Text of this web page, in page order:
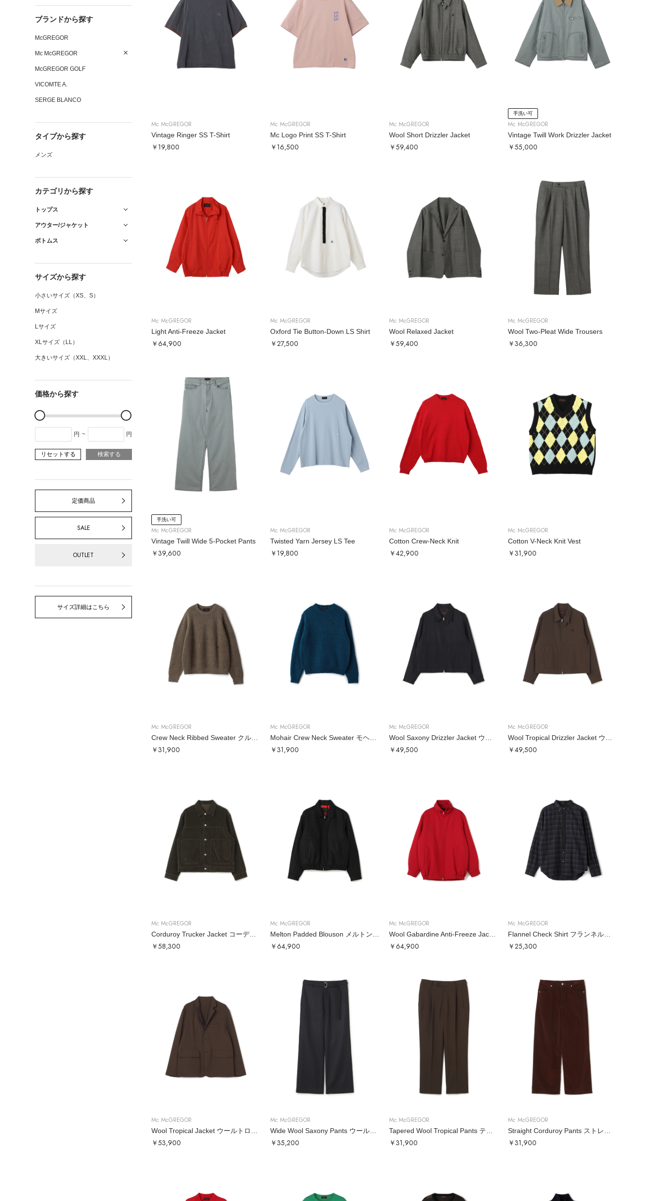
ブランドから探す
McGREGOR
Mc McGREGOR
McGREGOR GOLF
VICOMTE A.
SERGE BLANCO
タイプから探す
メンズ
カテゴリから探す
トップス
アウター/ジャケット
ボトムス
サイズから探す
小さいサイズ（XS、S）
Mサイズ
Lサイズ
XLサイズ（LL）
大きいサイズ（XXL、XXXL）
価格から探す
円 ~ 円
リセットする 検索する
定価商品
SALE
OUTLET
サイズ詳細はこちら
Mc McGREGOR
Vintage Ringer SS T-Shirt
￥19,800
Mc McGREGOR
Mc Logo Print SS T-Shirt
￥16,500
Mc McGREGOR
Wool Short Drizzler Jacket
￥59,400
手洗い可
Mc McGREGOR
Vintage Twill Work Drizzler Jacket
￥55,000
Mc McGREGOR
Light Anti-Freeze Jacket
￥64,900
Mc McGREGOR
Oxford Tie Button-Down LS Shirt
￥27,500
Mc McGREGOR
Wool Relaxed Jacket
￥59,400
Mc McGREGOR
Wool Two-Pleat Wide Trousers
￥36,300
手洗い可
Mc McGREGOR
Vintage Twill Wide 5-Pocket Pants
￥39,600
Mc McGREGOR
Twisted Yarn Jersey LS Tee
￥19,800
Mc McGREGOR
Cotton Crew-Neck Knit
￥42,900
Mc McGREGOR
Cotton V-Neck Knit Vest
￥31,900
Mc McGREGOR
￥31,900
Mc McGREGOR
￥31,900
Mc McGREGOR
￥49,500
Mc McGREGOR
￥49,500
Mc McGREGOR
Corduroy Trucker Jacket コーデュロイトラッカージャケット
￥58,300
Mc McGREGOR
￥64,900
Mc McGREGOR
￥64,900
Mc McGREGOR
￥25,300
Mc McGREGOR
￥53,900
Mc McGREGOR
￥35,200
Mc McGREGOR
￥31,900
Mc McGREGOR
￥31,900